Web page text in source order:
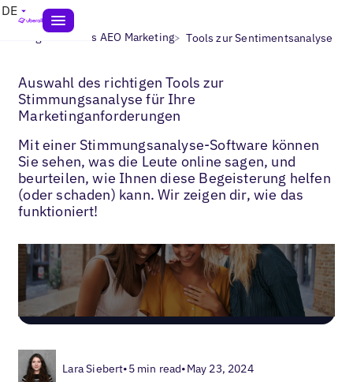
DE
Blogs> Lokales AEO Marketing> Tools zur Sentimentsanalyse
Auswahl des richtigen Tools zur
Stimmungsanalyse für Ihre
Marketinganforderungen
Mit einer Stimmungsanalyse-Software können
Sie sehen, was die Leute online sagen, und
beurteilen, wie Ihnen diese Begeisterung helfen
(oder schaden) kann. Wir zeigen dir, wie das
funktioniert!
Lara Siebert•5 min read•May 23, 2024